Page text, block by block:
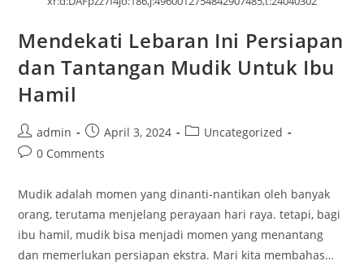
Mendekati Lebaran Ini Persiapan
dan Tantangan Mudik Untuk Ibu
Hamil
admin April 3, 2024
Uncategorized
0 Comments
Mudik adalah momen yang dinanti-nantikan oleh banyak
orang, terutama menjelang perayaan hari raya. tetapi, bagi
ibu hamil, mudik bisa menjadi momen yang menantang
dan memerlukan persiapan ekstra. Mari kita membahas…